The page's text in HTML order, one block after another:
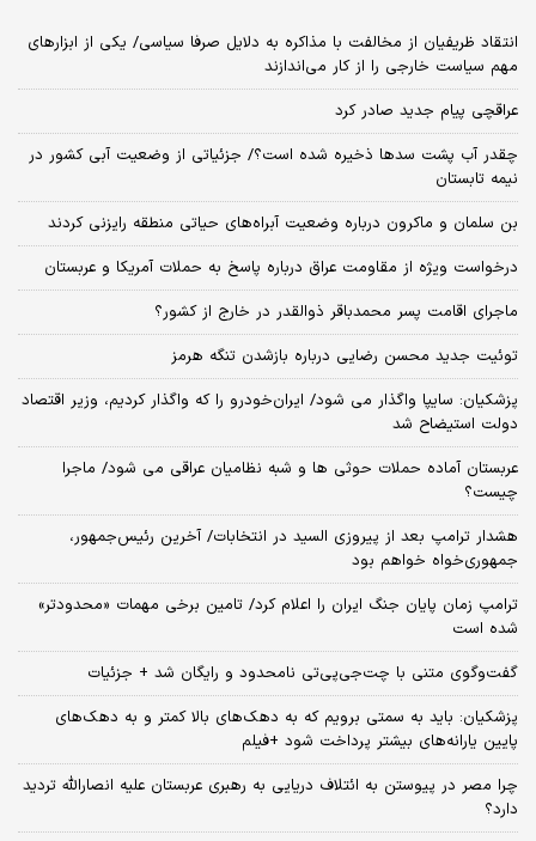
انتقاد ظریفیان از مخالفت با مذاکره به دلایل صرفا سیاسی/ یکی از ابزارهای
مهم سیاست خارجی را از کار می‌اندازند
عراقچی پیام جدید صادر کرد
چقدر آب پشت سدها ذخیره شده است؟/ جزئیاتی از وضعیت آبی کشور در
نیمه تابستان
بن سلمان و ماکرون درباره وضعیت آبراه‌های حیاتی منطقه رایزنی کردند
درخواست ویژه از مقاومت عراق درباره پاسخ به حملات آمریکا و عربستان
ماجرای اقامت پسر محمدباقر ذوالقدر در خارج از کشور؟
توئیت جدید محسن رضایی درباره بازشدن تنگه هرمز
پزشکیان: سایپا واگذار می شود/ ایران‌خودرو را که واگذار کردیم، وزیر اقتصاد
دولت استیضاح شد
عربستان آماده حملات حوثی ها و شبه نظامیان عراقی می شود/ ماجرا
چیست؟
هشدار ترامپ بعد از پیروزی السید در انتخابات/ آخرین رئیس‌جمهور،
جمهوری‌خواه خواهم بود
ترامپ زمان پایان جنگ ایران را اعلام کرد/ تامین برخی مهمات «محدودتر»
شده است
گفت‌وگوی متنی با چت‌جی‌پی‌تی نامحدود و رایگان شد + جزئیات
پزشکیان: باید به سمتی برویم که به دهک‌های بالا کمتر و به دهک‌های
پایین یارانه‌های بیشتر پرداخت شود +فیلم
چرا مصر در پیوستن به ائتلاف دریایی به رهبری عربستان علیه انصارالله تردید
دارد؟